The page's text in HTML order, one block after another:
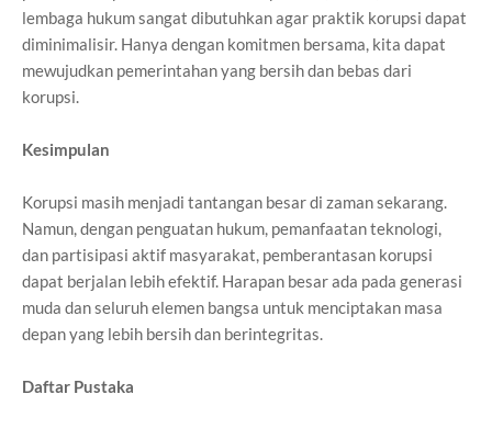
lembaga hukum sangat dibutuhkan agar praktik korupsi dapat
diminimalisir. Hanya dengan komitmen bersama, kita dapat
mewujudkan pemerintahan yang bersih dan bebas dari
korupsi.
Kesimpulan
Korupsi masih menjadi tantangan besar di zaman sekarang.
Namun, dengan penguatan hukum, pemanfaatan teknologi,
dan partisipasi aktif masyarakat, pemberantasan korupsi
dapat berjalan lebih efektif. Harapan besar ada pada generasi
muda dan seluruh elemen bangsa untuk menciptakan masa
depan yang lebih bersih dan berintegritas.
Daftar Pustaka